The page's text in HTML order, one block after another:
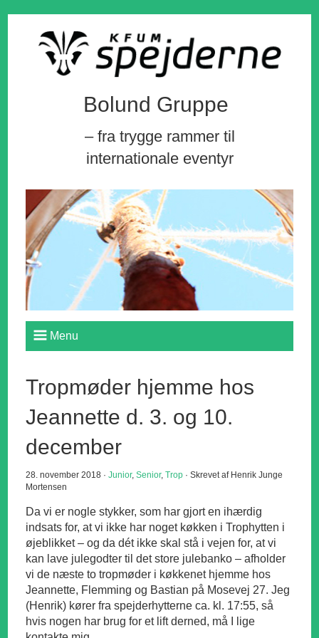
Bolund Gruppe
– fra trygge rammer til
internationale eventyr
Menu
Tropmøder hjemme hos
Jeannette d. 3. og 10.
december
28. november 2018 ·Junior,Senior,Trop · Skrevet af Henrik Junge
Mortensen
Da vi er nogle stykker, som har gjort en ihærdig
indsats for, at vi ikke har noget køkken i Trophytten i
øjeblikket – og da dét ikke skal stå i vejen for, at vi
kan lave julegodter til det store julebanko – afholder
vi de næste to tropmøder i køkkenet hjemme hos
Jeannette, Flemming og Bastian på Mosevej 27. Jeg
(Henrik) kører fra spejderhytterne ca. kl. 17:55, så
hvis nogen har brug for et lift derned, må I lige